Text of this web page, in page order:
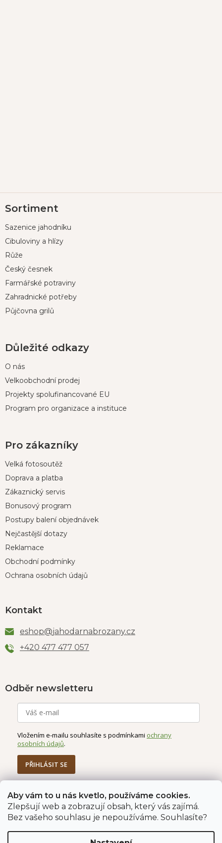
Aby vám to u nás kvetlo, používáme cookies.
Zlepšují web a zobrazují obsah, který vás zajímá.
Bez vašeho souhlasu je nepoužíváme. Souhlasíte?
á
a
Sortiment
Sazenice jahodníku
Cibuloviny a hlízy
Růže
Český česnek
Farmářské potraviny
Zahradnické potřeby
Půjčovna grilů
Důležité odkazy
O nás
Velkoobchodní prodej
Projekty spolufinancované EU
Program pro organizace a instituce
Pro zákazníky
Velká fotosoutěž
Doprava a platba
Zákaznický servis
Bonusový program
Postupy balení objednávek
Nejčastější dotazy
Reklamace
Obchodní podmínky
Ochrana osobních údajů
Kontakt
eshop@jahodarnabrozany.cz
+420 477 477 057
Odběr newsletteru
Vložením e-mailu souhlasíte s podmínkami ochrany
osobních údajů.
PŘIHLÁSIT SE
Jahodárna Brozany Obchodní podmínky
Podmínky ochrany údajů